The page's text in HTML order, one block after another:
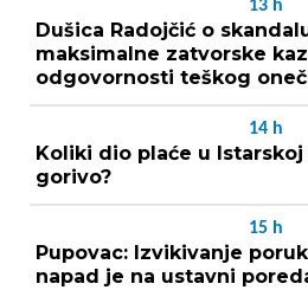
13 h
Dušica Radojčić o
maksimalne zatvorske
odgovornosti teškog
14 h
Koliki dio plaće u
gorivo?
15 h
Pupovac: Izvikivanje
napad je na ustavni